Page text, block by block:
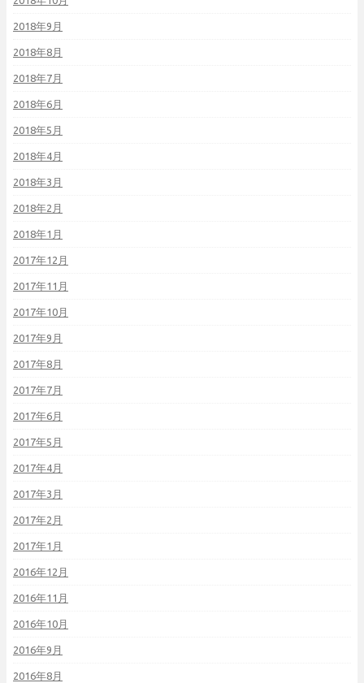
2018年9月
2018年8月
2018年7月
2018年6月
2018年5月
2018年4月
2018年3月
2018年2月
2018年1月
2017年12月
2017年11月
2017年10月
2017年9月
2017年8月
2017年7月
2017年6月
2017年5月
2017年4月
2017年3月
2017年2月
2017年1月
2016年12月
2016年11月
2016年10月
2016年9月
2016年8月